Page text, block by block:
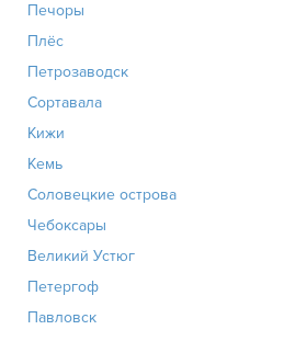
Печоры
Плёс
Петрозаводск
Сортавала
Кижи
Кемь
Соловецкие острова
Чебоксары
Великий Устюг
Петергоф
Павловск